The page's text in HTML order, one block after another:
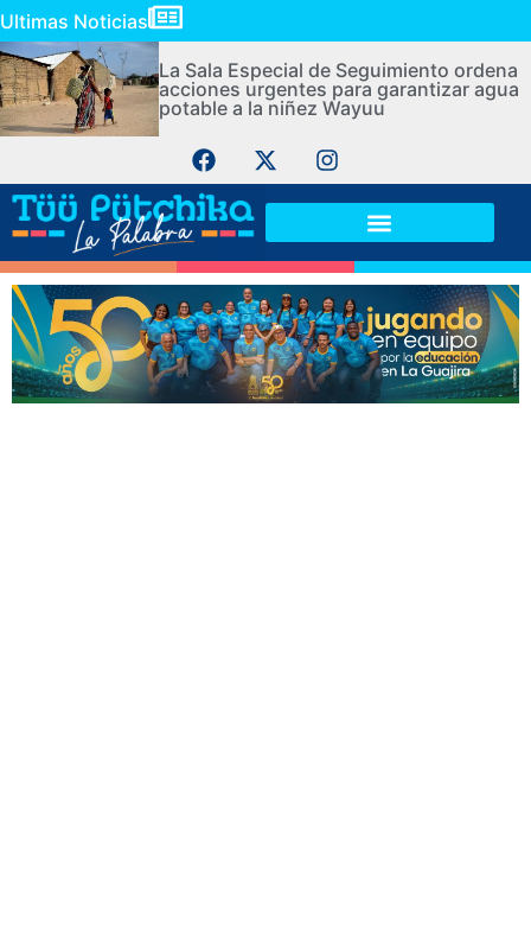
Ultimas Noticias
La Sala Especial de Seguimiento ordena
acciones urgentes para garantizar agua
potable a la niñez Wayuu